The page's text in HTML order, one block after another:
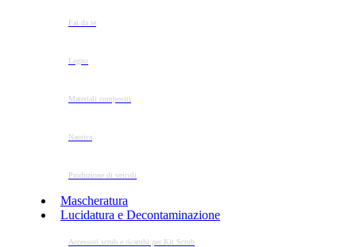
Fai da te
Legno
Materiali compositi
Nautica
Produzione di veicoli
Mascheratura
Lucidatura e Decontaminazione
Accessori scrub e ricambi per Kit Scrub